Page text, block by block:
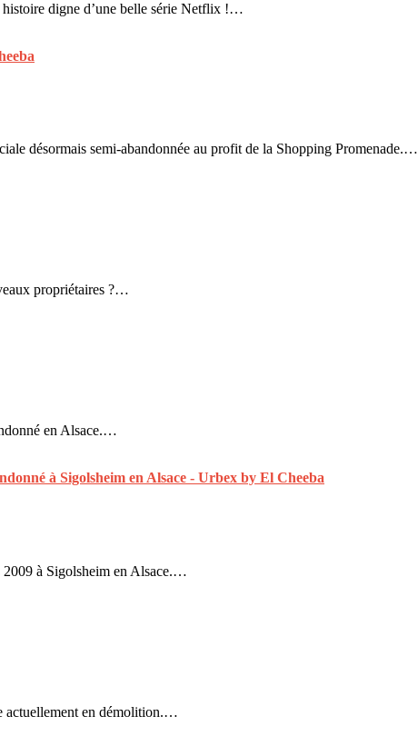
digne d’une belle série Netflix !…
désormais semi-abandonnée au profit de la Shopping Promenade.…
propriétaires ?…
en Alsace.…
2009 à Sigolsheim en Alsace.…
actuellement en démolition.…